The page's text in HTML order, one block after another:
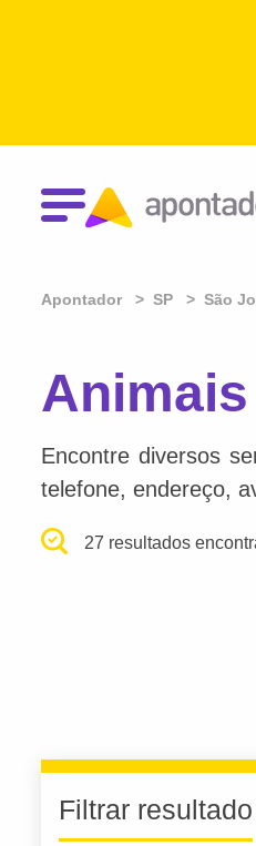
Apontador SP São
Encontre diversos
telefone, endereço,
27 resultados
Filtrar resultado